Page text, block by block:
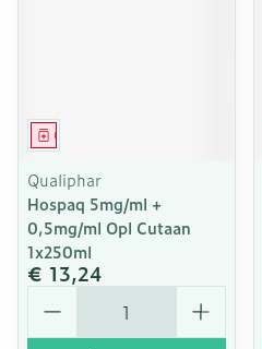
Geneesmiddel
Qualiphar
Hospaq 5mg/ml +
0,5mg/ml Opl Cutaan
1x250ml
€ 13,24
Aantal